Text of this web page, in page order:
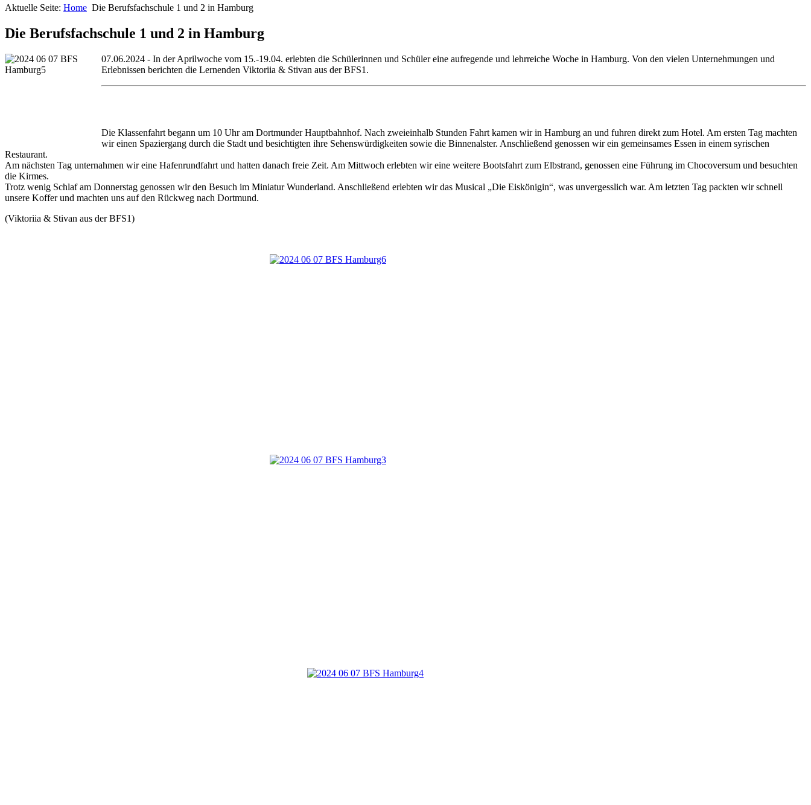
Aktuelle Seite: Home Die Berufsfachschule 1 und 2 in Hamburg
Die Berufsfachschule 1 und 2 in Hamburg
07.06.2024 - In der Aprilwoche vom 15.-19.04. erlebten die Schülerinnen und Schüler eine aufregende und lehrreiche Woche in Hamburg. Von den vielen Unternehmungen und
Erlebnissen berichten die Lernenden Viktoriia & Stivan aus der BFS1.
Die Klassenfahrt begann um 10 Uhr am Dortmunder Hauptbahnhof. Nach zweieinhalb Stunden Fahrt kamen wir in Hamburg an und fuhren direkt zum Hotel. Am ersten Tag machten
wir einen Spaziergang durch die Stadt und besichtigten ihre Sehenswürdigkeiten sowie die Binnenalster. Anschließend genossen wir ein gemeinsames Essen in einem syrischen
Restaurant.
Am nächsten Tag unternahmen wir eine Hafenrundfahrt und hatten danach freie Zeit. Am Mittwoch erlebten wir eine weitere Bootsfahrt zum Elbstrand, genossen eine Führung im Chocoversum und besuchten
die Kirmes.
Trotz wenig Schlaf am Donnerstag genossen wir den Besuch im Miniatur Wunderland. Anschließend erlebten wir das Musical „Die Eiskönigin“, was unvergesslich war. Am letzten Tag packten wir schnell
unsere Koffer und machten uns auf den Rückweg nach Dortmund.
(Viktoriia & Stivan aus der BFS1)